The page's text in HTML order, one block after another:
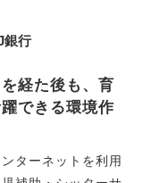
銀行
経た後も、育
できる環境作
ターネットを利用